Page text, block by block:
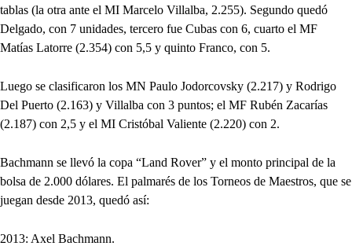
tablas (la otra ante el MI Marcelo Villalba, 2.255). Segundo quedó
Delgado, con 7 unidades, tercero fue Cubas con 6, cuarto el MF
Matías Latorre (2.354) con 5,5 y quinto Franco, con 5.
Luego se clasificaron los MN Paulo Jodorcovsky (2.217) y Rodrigo
Del Puerto (2.163) y Villalba con 3 puntos; el MF Rubén Zacarías
(2.187) con 2,5 y el MI Cristóbal Valiente (2.220) con 2.
Bachmann se llevó la copa “Land Rover” y el monto principal de la
bolsa de 2.000 dólares. El palmarés de los Torneos de Maestros, que se
juegan desde 2013, quedó así:
2013: Axel Bachmann.